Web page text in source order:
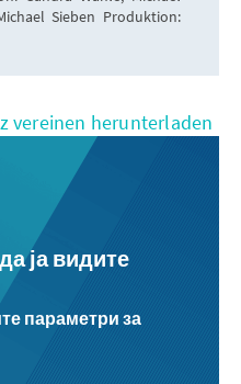
Sieben Produktion:
vereinen herunterladen
ја видите
параметри за